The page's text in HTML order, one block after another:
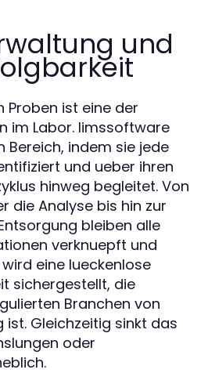
und
Proben ist eine der
im Labor. limssoftware
Bereich, indem sie jede
und ueber ihren
hinweg begleitet. Von
die Analyse bis hin zur
bleiben alle
verknuepft und
eine lueckenlose
sichergestellt, die
Branchen von
ist. Gleichzeitig sinkt das
oder